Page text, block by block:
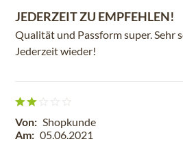
JEDERZEIT ZU EMPFEHLEN!
Qualität und Passform super. Sehr
Jederzeit wieder!
Von: Shopkunde
Am: 05.06.2021